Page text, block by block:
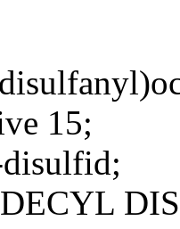
15;